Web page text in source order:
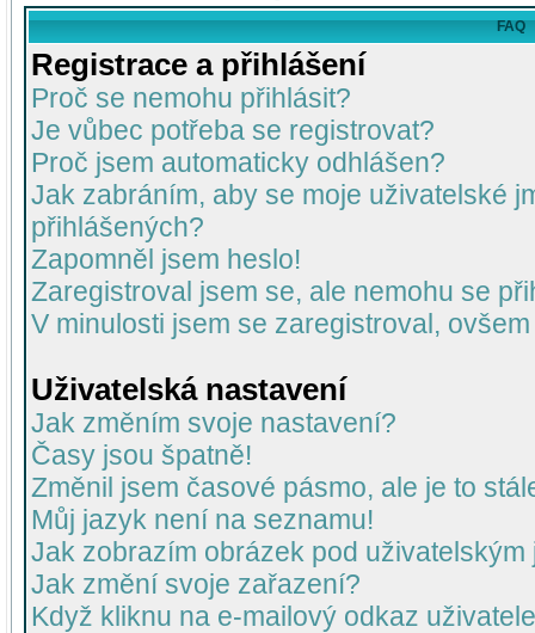
FAQ
Registrace a přihlášení
Proč se nemohu přihlásit?
Je vůbec potřeba se registrovat?
Proč jsem automaticky odhlášen?
Jak zabráním, aby se moje uživatelské
přihlášených?
Zapomněl jsem heslo!
Zaregistroval jsem se, ale nemohu se
V minulosti jsem se zaregistroval,
Uživatelská nastavení
Jak změním svoje nastavení?
Časy jsou špatně!
Změnil jsem časové pásmo, ale je to
Můj jazyk není na seznamu!
Jak zobrazím obrázek pod uživatelským
Jak změní svoje zařazení?
Když kliknu na e-mailový odkaz